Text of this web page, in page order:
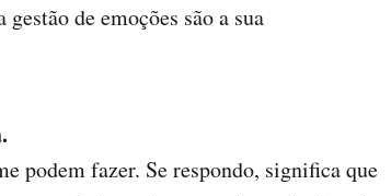
de emoções são a sua
podem fazer. Se respondo, significa que